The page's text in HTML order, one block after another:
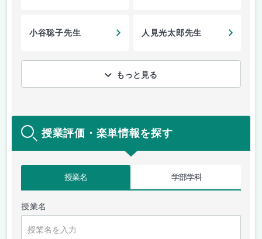
小谷聡子先生 人見光太郎先生
もっと見る
授業評価・楽単情報を探す
授業名 学部学科
授業名